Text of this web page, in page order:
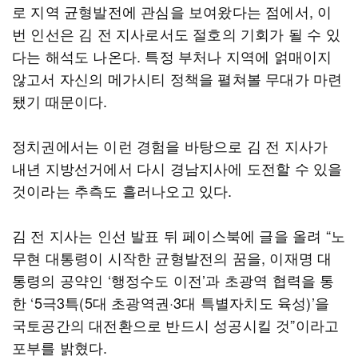
로 지역 균형발전에 관심을 보여왔다는 점에서, 이
번 인선은 김 전 지사로서도 절호의 기회가 될 수 있
다는 해석도 나온다. 특정 부처나 지역에 얽매이지
않고서 자신의 메가시티 정책을 펼쳐볼 무대가 마련
됐기 때문이다.
정치권에서는 이런 경험을 바탕으로 김 전 지사가
내년 지방선거에서 다시 경남지사에 도전할 수 있을
것이라는 추측도 흘러나오고 있다.
김 전 지사는 인선 발표 뒤 페이스북에 글을 올려 “노
무현 대통령이 시작한 균형발전의 꿈을, 이재명 대
통령의 공약인 ‘행정수도 이전’과 초광역 협력을 통
한 ‘5극3특(5대 초광역권·3대 특별자치도 육성)’을
국토공간의 대전환으로 반드시 성공시킬 것”이라고
포부를 밝혔다.